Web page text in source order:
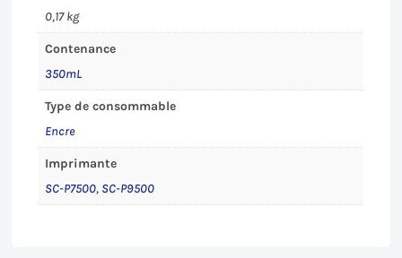
0,17 kg
Contenance
350mL
Type de consommable
Encre
Imprimante
SC-P7500, SC-P9500